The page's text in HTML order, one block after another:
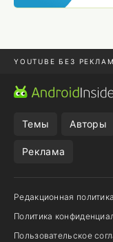
YOUTUBE БЕЗ
МЕССЕНДЖЕРЫ
Темы Авторы
Реклама
Редакционная политика
Политика
Пользовательское